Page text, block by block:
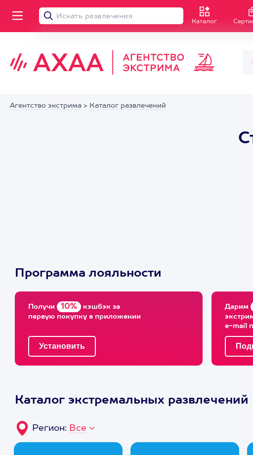
Каталог
Агентство экстрима > Каталог развлечений
Программа лояльности
Получи 10% кэшбэк за
первую покупку в приложении
Дарим
e-mail
Каталог экстремальных развлечений
Регион: Все